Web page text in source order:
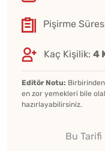
Pişirme
Kaç Kişilik: 4
Editör Notu:
en zor yemekleri bile
hazırlayabilirsiniz.
Bu